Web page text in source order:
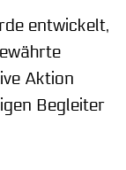
entwickelt,
Aktion
Begleiter